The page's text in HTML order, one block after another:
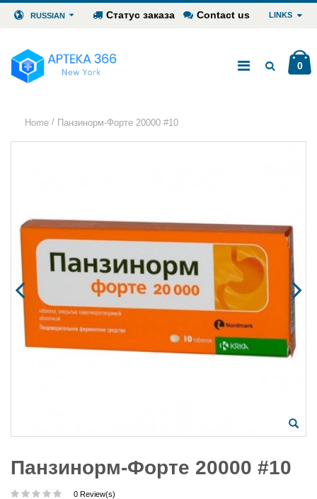
RUSSIAN Статус заказа Contact us LINKS
0
Home / Панзинорм-Форте 20000 #10
Панзинорм-Форте 20000 #10
0 Review(s)